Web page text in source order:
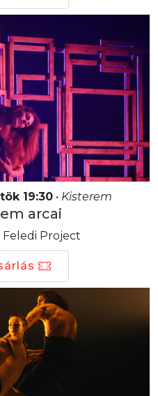
19:30 • Kisterem
arcai
Feledi Project